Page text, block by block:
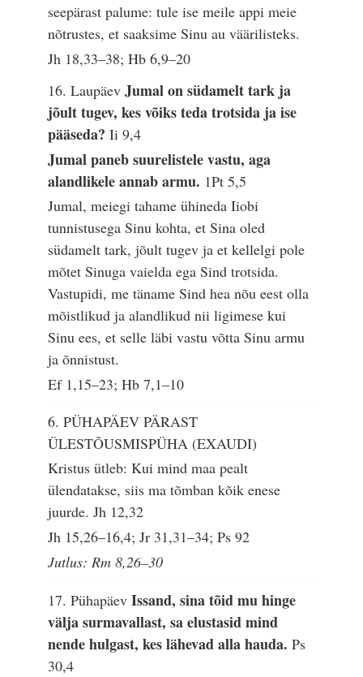
seepärast palume: tule ise meile appi meie
nõtrustes, et saaksime Sinu au väärilisteks.
Jh 18,33–38; Hb 6,9–20
16. LaupäevJumal on südamelt tark ja
jõult tugev, kes võiks teda trotsida ja ise
pääseda?Ii 9,4
Jumal paneb suurelistele vastu, aga
alandlikele annab armu. 1Pt 5,5
Jumal, meiegi tahame ühineda Iiobi
tunnistusega Sinu kohta, et Sina oled
südamelt tark, jõult tugev ja et kellelgi pole
mõtet Sinuga vaielda ega Sind trotsida.
Vastupidi, me täname Sind hea nõu eest olla
mõistlikud ja alandlikud nii ligimese kui
Sinu ees, et selle läbi vastu võtta Sinu armu
ja õnnistust.
Ef 1,15–23; Hb 7,1–10
6. PÜHAPÄEV PÄRAST
ÜLESTÕUSMISPÜHA (EXAUDI)
Kristus ütleb: Kui mind maa pealt
ülendatakse, siis ma tõmban kõik enese
juurde.Jh 12,32
Jh 15,26–16,4; Jr 31,31–34; Ps 92
Jutlus: Rm 8,26–30
17. PühapäevIssand, sina tõid mu hinge
välja surmavallast, sa elustasid mind
nende hulgast, kes lähevad alla hauda.Ps
30,4